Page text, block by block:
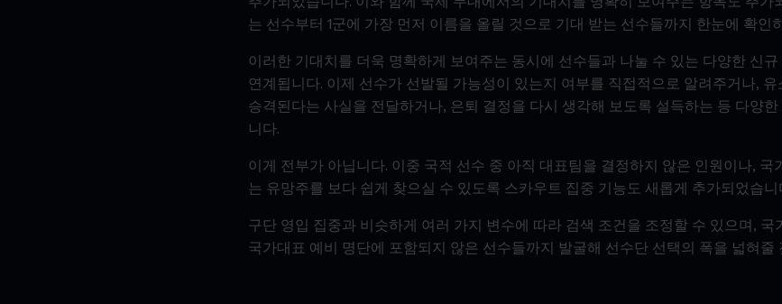
는 선수부터 1군에 가장 먼저 이름을 올릴 것으로 기대 받는 선수들까지 한눈에 확인
이러한 기대치를 더욱 명확하게 보여주는 동시에 선수들과 나눌 수 있는 다양한 신
연계됩니다. 이제 선수가 선발될 가능성이 있는지 여부를 직접적으로 알려주거나,
승격된다는 사실을 전달하거나, 은퇴 결정을 다시 생각해 보도록 설득하는 등 다양
니다.
이게 전부가 아닙니다. 이중 국적 선수 중 아직 대표팀을 결정하지 않은 인원이나, 국
는 유망주를 보다 쉽게 찾으실 수 있도록 스카우트 집중 기능도 새롭게 추가되었습니
구단 영입 집중과 비슷하게 여러 가지 변수에 따라 검색 조건을 조정할 수 있으며,
국가대표 예비 명단에 포함되지 않은 선수들까지 발굴해 선수단 선택의 폭을 넓혀줄